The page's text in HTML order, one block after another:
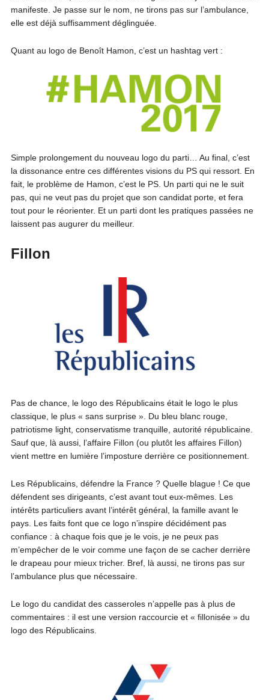
manifeste. Je passe sur le nom, ne tirons pas sur l’ambulance,
elle est déjà suffisamment déglinguée.
Quant au logo de Benoît Hamon, c’est un hashtag vert :
Simple prolongement du nouveau logo du parti… Au final, c’est
la dissonance entre ces différentes visions du PS qui ressort. En
fait, le problème de Hamon, c’est le PS. Un parti qui ne le suit
pas, qui ne veut pas du projet que son candidat porte, et fera
tout pour le réorienter. Et un parti dont les pratiques passées ne
laissent pas augurer du meilleur.
Fillon
Pas de chance, le logo des Républicains était le logo le plus
classique, le plus « sans surprise ». Du bleu blanc rouge,
patriotisme light, conservatisme tranquille, autorité républicaine.
Sauf que, là aussi, l’affaire Fillon (ou plutôt les affaires Fillon)
vient mettre en lumière l’imposture derrière ce positionnement.
Les Républicains, défendre la France ? Quelle blague ! Ce que
défendent ses dirigeants, c’est avant tout eux-mêmes. Les
intérêts particuliers avant l’intérêt général, la famille avant le
pays. Les faits font que ce logo n’inspire décidément pas
confiance : à chaque fois que je le vois, je ne peux pas
m’empêcher de le voir comme une façon de se cacher derrière
le drapeau pour mieux tricher. Bref, là aussi, ne tirons pas sur
l’ambulance plus que nécessaire.
Le logo du candidat des casseroles n’appelle pas à plus de
commentaires : il est une version raccourcie et « fillonisée » du
logo des Républicains.